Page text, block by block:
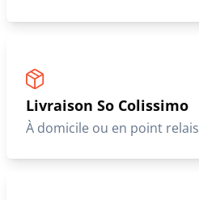
Livraison So Colissimo
À domicile ou en point relais